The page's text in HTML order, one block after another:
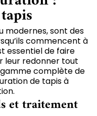
modernes, sont des
commencent à
essentiel de faire
leur redonner tout
complète de
de tapis à
et traitement